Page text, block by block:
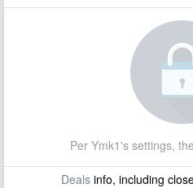
Per Ymk1's settings,
Dealsinfo, including